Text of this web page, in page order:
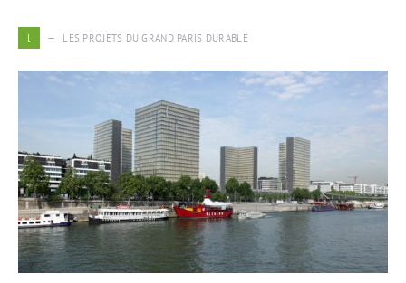
l LES PROJETS DU GRAND PARIS DURABLE